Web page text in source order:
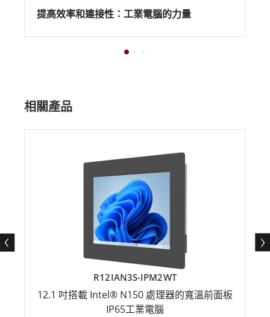
提高效率和連接性：工業電腦的力量
相關產品
R12IAN3S-IPM2WT
12.1 吋搭載 Intel® N150 處理器的寬溫前面板
IP65工業電腦